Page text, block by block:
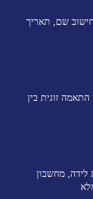
חישוב שם, תאריך
זוגית בין
לידה, מחשבון